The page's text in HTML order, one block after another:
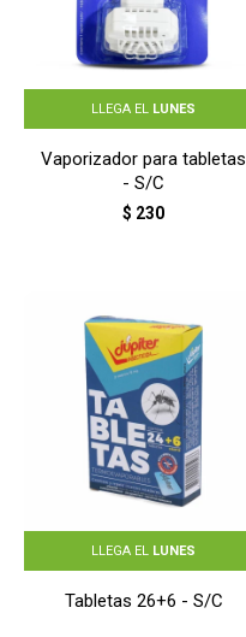
LLEGA EL LUNES
Vaporizador para tabletas
- S/C
$ 230
LLEGA EL LUNES
Tabletas 26+6 - S/C